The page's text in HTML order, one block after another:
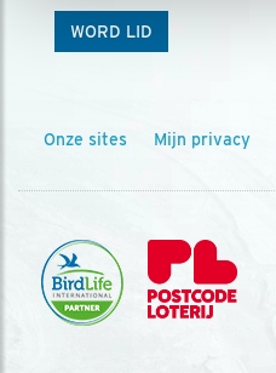
WORD LID
Onze sites Mijn privacy